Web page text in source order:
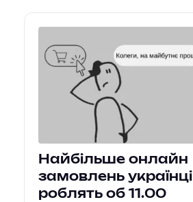
Найбільше онлайн
замовлень українці
роблять об 11.00